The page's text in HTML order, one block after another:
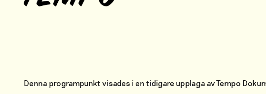
Denna programpunkt visades i en tidigare upplaga av Tempo